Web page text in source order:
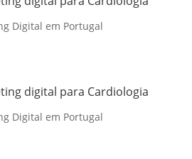
Digital em Portugal
digital para Cardiologia
Digital em Portugal